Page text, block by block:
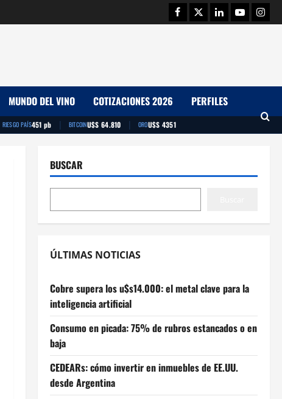
Facebook
TwitterLinkedinYoutube
MUNDO DEL VINO COTIZACIONES 2026 PERFILES
RIESGO PAÍS451 pb | BITCOINU$S 64.810 | OROU$S 4351
BUSCAR
ÚLTIMAS NOTICIAS
Cobre supera los u$s14.000: el metal clave para la
inteligencia artificial
Consumo en picada: 75% de rubros estancados o en
baja
CEDEARs: cómo invertir en inmuebles de EE.UU.
desde Argentina